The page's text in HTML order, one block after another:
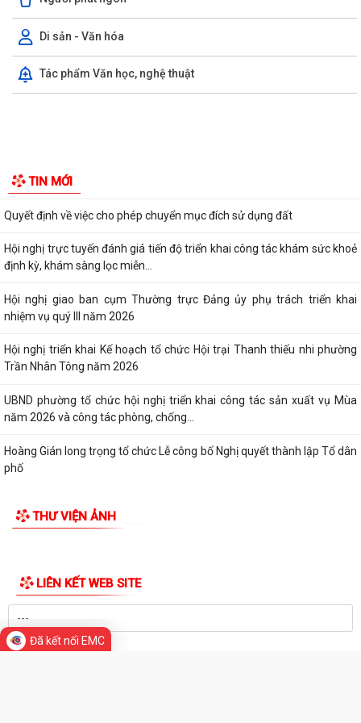
Di sản - Văn hóa
Tác phẩm Văn học, nghệ thuật
đã đến thăm, tặng quà một số gia...
Kế hoạch thực hiện tiết kiệm điện và phát triển điện mặt trời mái nhà
trên địa bàn phường Trần Nhân...
Quyết định về việc cho phép chuyển mục đích sử dụng đất
Hội nghị giao ban cụm Thường trực Đảng ủy phụ trách triển khai
nhiệm vụ quý III năm 2026
Trần Nhân Tông năm 2026
năm 2026 và công tác phòng, chống...
phố
hành chính thuộc phạmvi quản lý...
Trần Nhân Tông lần thứ Nhất, năm 2026
Bản tin điện tử cải cách hành chính số 26/2026
UBND phường Trần Nhân Tông tổ chức phiên họp thường kỳ tháng 7
(lần 2) năm 2026
Về việc ủy quyền thực hiện nhiệm vụ thuộc thẩm quyền của Chủ tịch
Đã kết nối EMC